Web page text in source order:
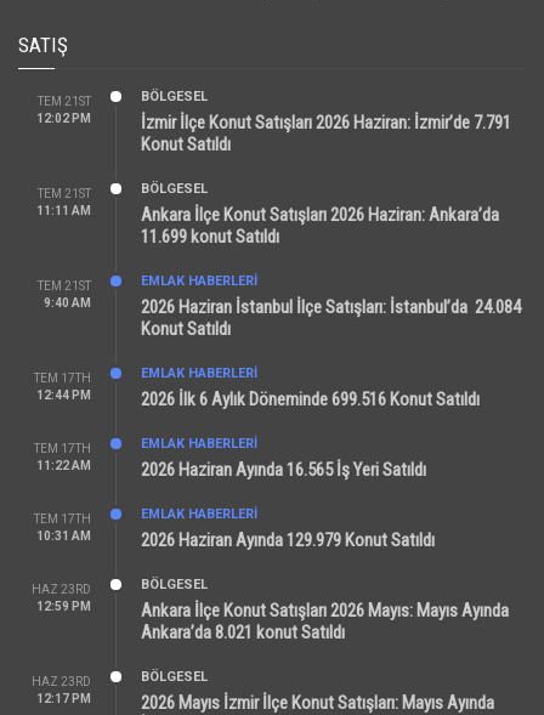
SATIŞ
TEM 21ST
12:02 PM
BÖLGESEL
İzmir İlçe Konut Satışları 2026 Haziran: İzmir’de 7.791
Konut Satıldı
TEM 21ST
11:11 AM
BÖLGESEL
Ankara İlçe Konut Satışları 2026 Haziran: Ankara’da
11.699 konut Satıldı
TEM 21ST
9:40 AM
EMLAK HABERLERI
2026 Haziran İstanbul İlçe Satışları: İstanbul’da 24.084
Konut Satıldı
TEM 17TH
12:44 PM
EMLAK HABERLERI
2026 İlk 6 Aylık Döneminde 699.516 Konut Satıldı
TEM 17TH
11:22 AM
EMLAK HABERLERI
2026 Haziran Ayında 16.565 İş Yeri Satıldı
TEM 17TH
10:31 AM
EMLAK HABERLERI
2026 Haziran Ayında 129.979 Konut Satıldı
HAZ 23RD
12:59 PM
BÖLGESEL
Ankara İlçe Konut Satışları 2026 Mayıs: Mayıs Ayında
Ankara’da 8.021 konut Satıldı
HAZ 23RD
12:17 PM
BÖLGESEL
2026 Mayıs İzmir İlçe Konut Satışları: Mayıs Ayında